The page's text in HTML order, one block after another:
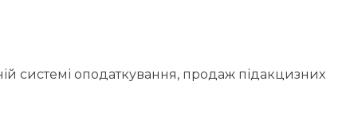
системі оподаткування, продаж підакцизних